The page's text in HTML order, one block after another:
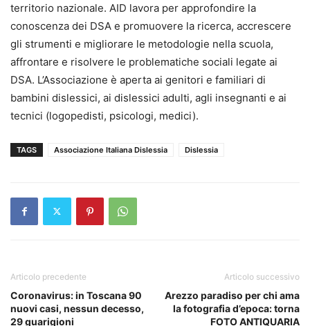
territorio nazionale. AID lavora per approfondire la
conoscenza dei DSA e promuovere la ricerca, accrescere
gli strumenti e migliorare le metodologie nella scuola,
affrontare e risolvere le problematiche sociali legate ai
DSA. L’Associazione è aperta ai genitori e familiari di
bambini dislessici, ai dislessici adulti, agli insegnanti e ai
tecnici (logopedisti, psicologi, medici).
TAGS Associazione Italiana Dislessia Dislessia
Articolo precedente
Coronavirus: in Toscana 90
nuovi casi, nessun decesso,
29 guarigioni
Articolo successivo
Arezzo paradiso per chi ama
la fotografia d’epoca: torna
FOTO ANTIQUARIA